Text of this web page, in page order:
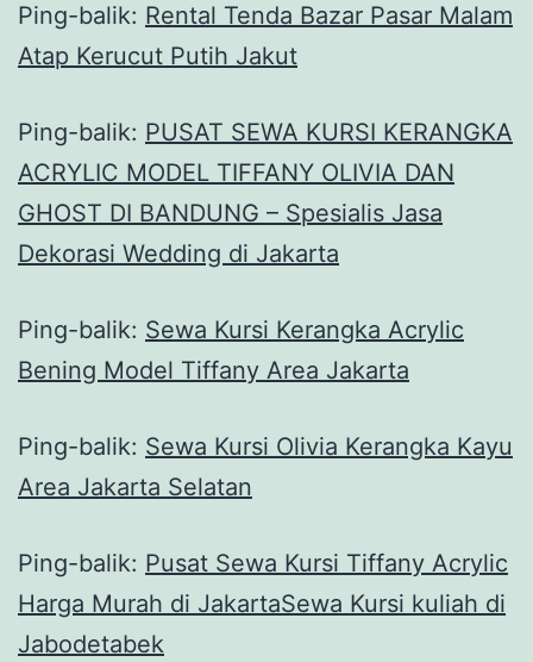
Ping-balik: Rental Tenda Bazar Pasar Malam
Atap Kerucut Putih Jakut
Ping-balik: PUSAT SEWA KURSI KERANGKA
ACRYLIC MODEL TIFFANY OLIVIA DAN
GHOST DI BANDUNG – Spesialis Jasa
Dekorasi Wedding di Jakarta
Ping-balik: Sewa Kursi Kerangka Acrylic
Bening Model Tiffany Area Jakarta
Ping-balik: Sewa Kursi Olivia Kerangka Kayu
Area Jakarta Selatan
Ping-balik: Pusat Sewa Kursi Tiffany Acrylic
Harga Murah di JakartaSewa Kursi kuliah di
Jabodetabek